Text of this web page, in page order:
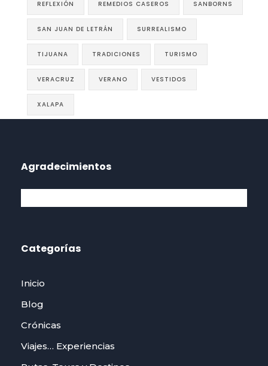
REFLEXIÓN REMEDIOS CASEROS SANBORNS
SAN JUAN DE LETRÁN SURREALISMO
TIJUANA TRADICIONES TURISMO
VERACRUZ VERANO VESTIDOS
XALAPA
Agradecimientos
Categorías
Inicio
Blog
Crónicas
Viajes… Experiencias